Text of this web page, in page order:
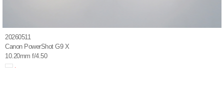
20260511
Canon PowerShot G9 X
10.20mm f/4.50